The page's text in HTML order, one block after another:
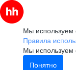
Мы используем
Правила
Мы
Понятно